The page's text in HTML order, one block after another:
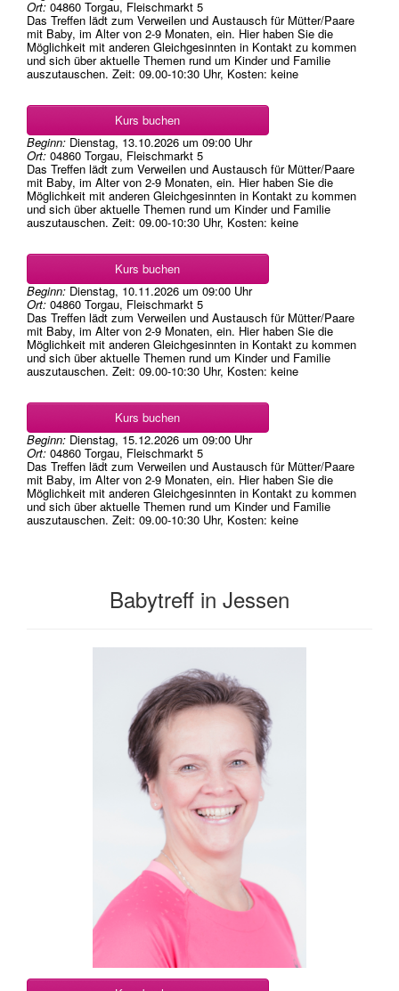
Ort: 04860 Torgau, Fleischmarkt 5
Das Treffen lädt zum Verweilen und Austausch für Mütter/Paare
mit Baby, im Alter von 2-9 Monaten, ein. Hier haben Sie die
Möglichkeit mit anderen Gleichgesinnten in Kontakt zu kommen
und sich über aktuelle Themen rund um Kinder und Familie
auszutauschen. Zeit: 09.00-10:30 Uhr, Kosten: keine
Kurs buchen
Beginn: Dienstag, 13.10.2026 um 09:00 Uhr
Ort: 04860 Torgau, Fleischmarkt 5
Das Treffen lädt zum Verweilen und Austausch für Mütter/Paare
mit Baby, im Alter von 2-9 Monaten, ein. Hier haben Sie die
Möglichkeit mit anderen Gleichgesinnten in Kontakt zu kommen
und sich über aktuelle Themen rund um Kinder und Familie
auszutauschen. Zeit: 09.00-10:30 Uhr, Kosten: keine
Kurs buchen
Beginn: Dienstag, 10.11.2026 um 09:00 Uhr
Ort: 04860 Torgau, Fleischmarkt 5
Das Treffen lädt zum Verweilen und Austausch für Mütter/Paare
mit Baby, im Alter von 2-9 Monaten, ein. Hier haben Sie die
Möglichkeit mit anderen Gleichgesinnten in Kontakt zu kommen
und sich über aktuelle Themen rund um Kinder und Familie
auszutauschen. Zeit: 09.00-10:30 Uhr, Kosten: keine
Kurs buchen
Beginn: Dienstag, 15.12.2026 um 09:00 Uhr
Ort: 04860 Torgau, Fleischmarkt 5
Das Treffen lädt zum Verweilen und Austausch für Mütter/Paare
mit Baby, im Alter von 2-9 Monaten, ein. Hier haben Sie die
Möglichkeit mit anderen Gleichgesinnten in Kontakt zu kommen
und sich über aktuelle Themen rund um Kinder und Familie
auszutauschen. Zeit: 09.00-10:30 Uhr, Kosten: keine
Babytreff in Jessen